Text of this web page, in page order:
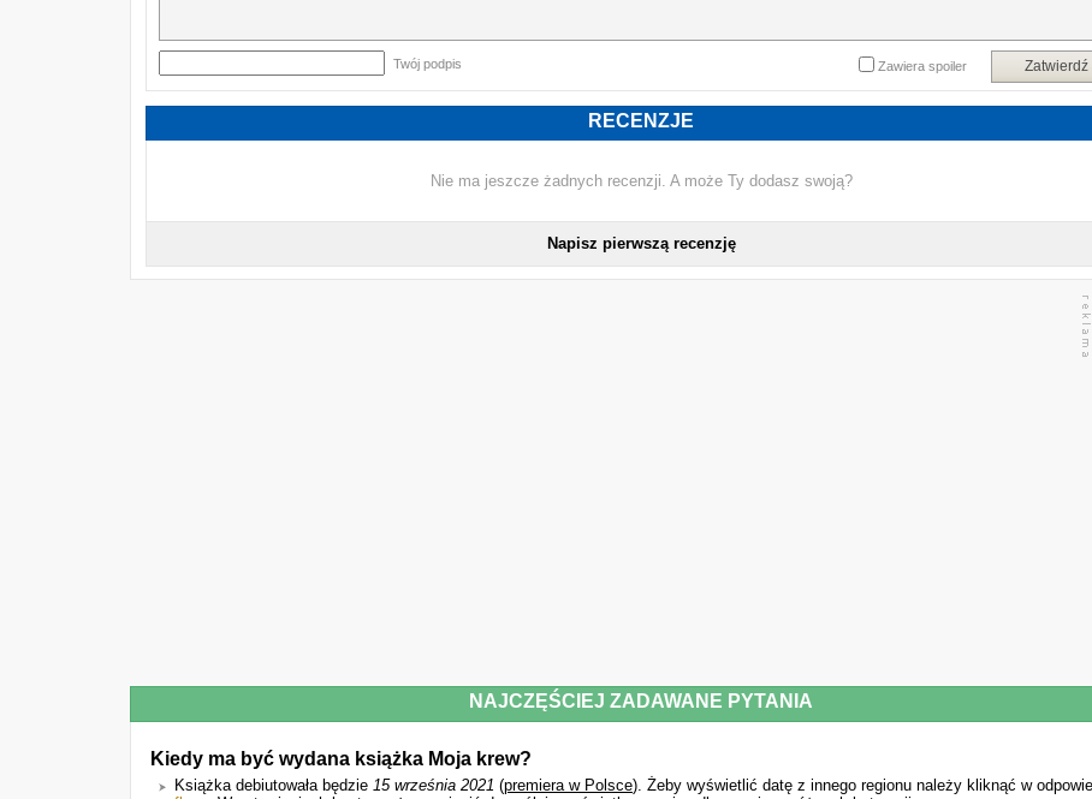
Twój podpis Zatwierdź
Zawiera spoiler
RECENZJE
Nie ma jeszcze żadnych recenzji. A może Ty dodasz swoją?
Napisz pierwszą recenzję
NAJCZĘŚCIEJ ZADAWANE PYTANIA
Kiedy ma być wydana książka Moja krew?
Książka debiutowała będzie 15 września 2021 (premiera w Polsce). Żeby wyświetlić datę z innego regionu należy kliknąć w
NOWA